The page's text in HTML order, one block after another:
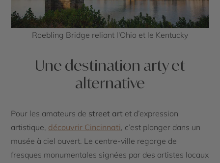
Roebling Bridge reliant l'Ohio et le Kentucky
Une destination arty et
alternative
Pour les amateurs de street art et d’expression
artistique, découvrir Cincinnati, c’est plonger dans un
musée à ciel ouvert. Le centre-ville regorge de
fresques monumentales signées par des artistes locaux